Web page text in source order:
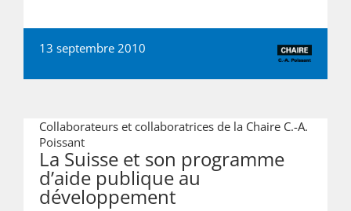
13 septembre 2010
Collaborateurs et collaboratrices de la Chaire C.-A.
Poissant
La Suisse et son programme
d’aide publique au
développement